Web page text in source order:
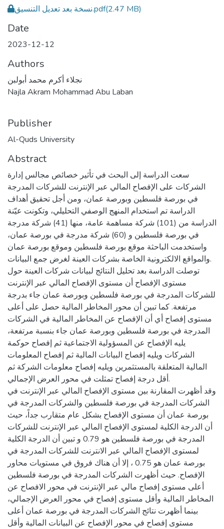
نسخة بعد تعديل التنسيق.pdf(2.47 MB)
Date
2023-12-12
Authors
نجلاء أكرم محمد أبولبن
Najla Akram Mohammad Abu Laban
Publisher
Al-Quds University
Abstract
سعت الدراسة إلى البحث في تأثير خصائص مجالس إدارة
الشركات على الإفصاح المالي عبر الإنترنت للشركات المدرجة
في بورصة فلسطين وبورصة عمان، ومن أجل تحقيق أهداف
الدراسة تم استخدام المنهج الوصفي التحليلي، وتكونت عيّنة
الدراسة من (101) شركة مساهمة عامة، منها (41) شركة مدرجة
في بورصة فلسطين و (60) شركة مدرجة في بورصة عمان،
واستخدمت الباحثة موقع بورصة فلسطين وموقع بورصة عمان
والمواقع الالكترونية الخاصة بشركات العينة لغرض جمع البيانات.
توصلت الدراسة بعد تحليل النتائج لبيانات شركات العينة حول
مستوى الإفصاح أن مستوى الإفصاح المالي عبر الإنترنت
للشركات المدرجة في بورصة فلسطين وبورصة عمان جاء بدرجة
مرتفعة. كما تبين أن محور المخاطر المالية حصل على أعلى
مستوى إفصاح أي أن الإفصاح عن المخاطر المالية في الشركات
المدرجة في بورصة فلسطين وبورصة عمان جاء بنسبة مرتفعة،
يليه الإفصاح عن المسؤولية الاجتماعية ثم إفصاح حوكمة
الشركات ويليه إفصاح البيانات المالية ثم إفصاح المعلومات
المالية المتعلقة بالمستثمرين ويليه إفصاح معلومات الشركة ثم
أقل درجة إفصاح تمثلت في محور العرض الإجمالي.
وقد أظهرت المقارنة بين مستوى الإفصاح المالي عبر الإنترنت في
الشركات المدرجة في بورصة فلسطين والشركات المدرجة في
بورصة عمان أن مستوى الإفصاح بشكل عام متقارب جداً، حيث
أن الدرجة الكلية لمستوى الإفصاح المالي عبر الإنترنت للشركات
المدرجة في بورصة فلسطين هو 0.79 و تبين أن الدرجة الكلية
لمستوى الإفصاح المالي عبر الانترنت للشركات المدرجة في
بورصة عمان هو 0.75 ، إلا أن هناك فروق في مستويات محاور
الإفصاح. حيث أظهرت الشركات المدرجة في بورصة فلسطين
أعلى مستوى إفصاح مالي عبر الإنترنت في محور الافصاح عن
المخاطر المالية وأقل مستوى إفصاح في محور العرض الإجمالي،
بينما أظهرت نتائج الشركات المدرجة في بورصة عمان أعلى
مستوى إفصاح في محور الإفصاح عن البيانات المالية وأقل